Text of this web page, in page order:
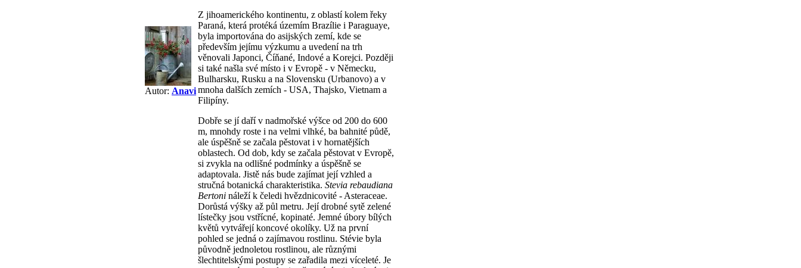
Autor: Anavi
Z jihoamerického kontinentu, z oblastí kolem řeky
Paraná, která protéká územím Brazílie i Paraguaye,
byla importována do asijských zemí, kde se
především jejímu výzkumu a uvedení na trh
věnovali Japonci, Číňané, Indové a Korejci. Později
si také našla své místo i v Evropě - v Německu,
Bulharsku, Rusku a na Slovensku (Urbanovo) a v
mnoha dalších zemích - USA, Thajsko, Vietnam a
Filipíny.
Dobře se jí daří v nadmořské výšce od 200 do 600
m, mnohdy roste i na velmi vlhké, ba bahnité půdě,
ale úspěšně se začala pěstovat i v hornatějších
oblastech. Od dob, kdy se začala pěstovat v Evropě,
si zvykla na odlišné podmínky a úspěšně se
adaptovala. Jistě nás bude zajímat její vzhled a
stručná botanická charakteristika. Stevia rebaudiana
Bertoni náleží k čeledi hvězdnicovité - Asteraceae.
Dorůstá výšky až půl metru. Její drobné sytě zelené
lístečky jsou vstřícné, kopinaté. Jemné úbory bílých
květů vytvářejí koncové okolíky. Už na první
pohled se jedná o zajímavou rostlinu. Stévie byla
původně jednoletou rostlinou, ale různými
šlechtitelskými postupy se zařadila mezi víceleté. Je